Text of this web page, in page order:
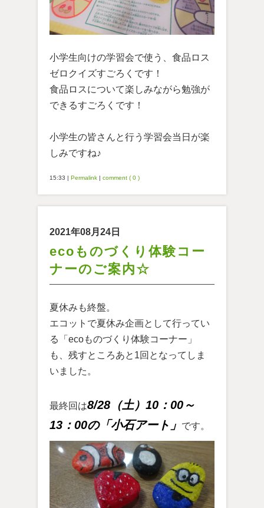
小学生向けの学習会で使う、食品ロス
ゼロクイズすごろくです！
食品ロスについて楽しみながら勉強が
できるすごろくです！
小学生の皆さんと行う学習会当日が楽
しみですね♪
15:33 | Permalink | comment ( 0 )
2021年08月24日
ecoものづくり体験コー
ナーのご案内☆
夏休みも終盤。
エコットで夏休み企画として行ってい
る「ecoものづくり体験コーナー」
も、残すところあと1回となってしま
いました。
最終回は8/28（土）10：00～
13：00の「小石アート」 です。